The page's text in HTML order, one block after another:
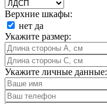
Верхние шкафы:
нет да
Укажите размер:
Укажите личные данные: